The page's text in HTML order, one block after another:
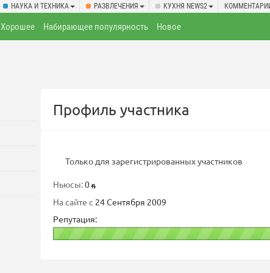
НАУКА И ТЕХНИКА РАЗВЛЕЧЕНИЯ КУХНЯ NEWS2
Хорошее Набирающее популярность Новое
Профиль участника
Только для зарегистрированных участников
Ньюсы:0
На сайте с 24 Сентября 2009
Репутация: